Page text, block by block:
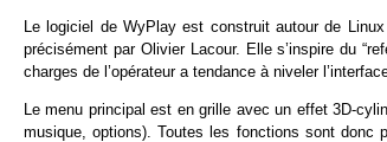
Le logiciel de WyPlay est construit autour de
précisément par Olivier Lacour. Elle s’inspire du
charges de l’opérateur a tendance à niveler
Le menu principal est en grille avec un effet 3D-
musique, options). Toutes les fonctions sont donc